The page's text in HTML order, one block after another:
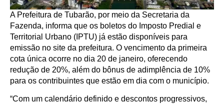
A Prefeitura de Tubarão, por meio da Secretaria da
Fazenda, informa que os boletos do Imposto Predial e
Territorial Urbano (IPTU) já estão disponíveis para
emissão no site da prefeitura. O vencimento da primeira
cota única ocorre no dia 20 de janeiro, oferecendo
redução de 20%, além do bônus de adimplência de 10%
para os contribuintes que estão em dia com o município.
“Com um calendário definido e descontos progressivos,